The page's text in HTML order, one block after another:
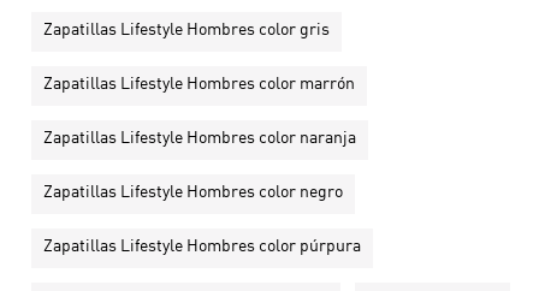
Zapatillas Lifestyle Hombres color gris
Zapatillas Lifestyle Hombres color marrón
Zapatillas Lifestyle Hombres color naranja
Zapatillas Lifestyle Hombres color negro
Zapatillas Lifestyle Hombres color púrpura